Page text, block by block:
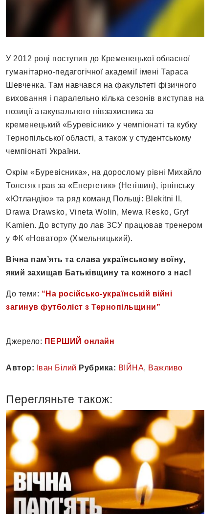
У 2012 році поступив до Кременецької обласної
гуманітарно-педагогічної академії імені Тараса
Шевченка. Там навчався на факультеті фізичного
виховання і паралельно кілька сезонів виступав на
позиції атакувального півзахисника за
кременецький «Буревісник» у чемпіонаті та кубку
Тернопільської області, а також у студентському
чемпіонаті України.
Окрім «Буревісника», на дорослому рівні Михайло
Толстяк грав за «Енергетик» (Нетішин), ірпінську
«Ютландію» та ряд команд Польщі: Blekitni II,
Drawa Drawsko, Vineta Wolin, Mewa Resko, Gryf
Kamien. До вступу до лав ЗСУ працював тренером
у ФК «Новатор» (Хмельницький).
Вічна пам’ять та слава українському воїну,
який захищав Батьківщину та кожного з нас!
До теми: “На російсько-українській війні
загинув футболіст з Тернопільщини”
Джерело: ПЕРШИЙ онлайн
Автор: Іван Білий Рубрика: ВІЙНА, Важливо
Перегляньте також: